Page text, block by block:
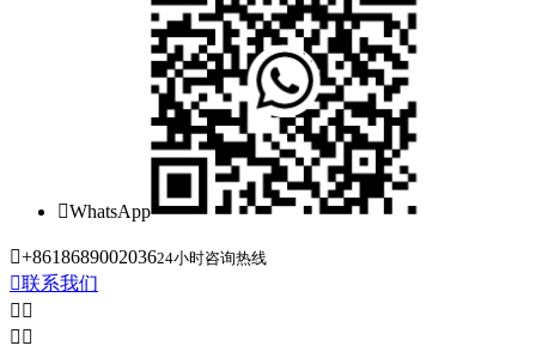
WhatsApp
+861868900203624小时咨询热线
联系我们
 
 